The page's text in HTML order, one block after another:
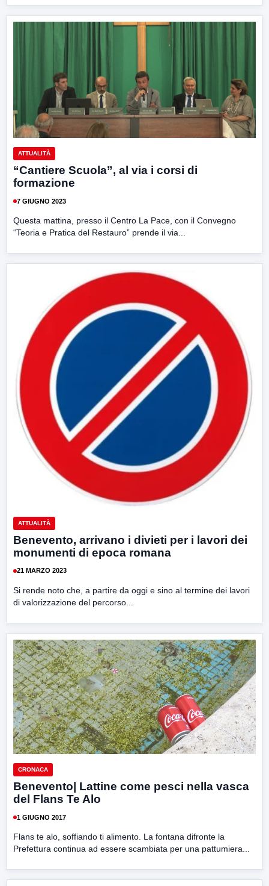
ATTUALITÀ
“Cantiere Scuola”, al via i corsi di
formazione
7 GIUGNO 2023
Questa mattina, presso il Centro La Pace, con il Convegno
“Teoria e Pratica del Restauro” prende il via...
ATTUALITÀ
Benevento, arrivano i divieti per i lavori dei
monumenti di epoca romana
21 MARZO 2023
Si rende noto che, a partire da oggi e sino al termine dei lavori
di valorizzazione del percorso...
CRONACA
Benevento| Lattine come pesci nella vasca
del Flans Te Alo
1 GIUGNO 2017
Flans te alo, soffiando ti alimento. La fontana difronte la
Prefettura continua ad essere scambiata per una pattumiera...